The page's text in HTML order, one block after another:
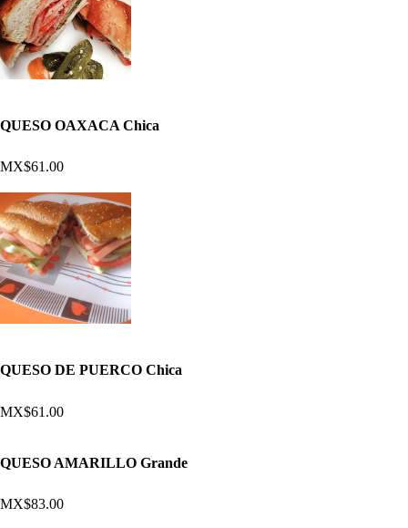
QUESO OAXACA Chica
MX$61.00
QUESO DE PUERCO Chica
MX$61.00
QUESO AMARILLO Grande
MX$83.00